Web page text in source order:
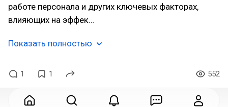
работе персонала и других ключевых факторах,
влияющих на эффек…
Показать полностью
1 1 552